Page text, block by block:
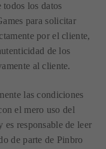
todos los datos
para solicitar
por el cliente,
de los
al cliente.
las condiciones
el mero uso del
responsable de leer
de parte de Pinbro